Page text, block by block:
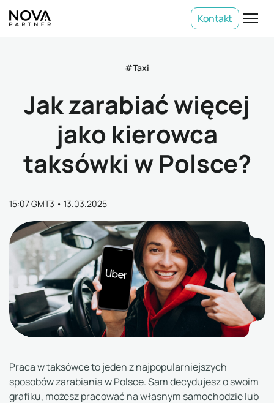
Kontakt
#Taxi
Jak zarabiać więcej
jako kierowca
taksówki w Polsce?
15:07 GMT3 • 13.03.2025
Praca w taksówce to jeden z najpopularniejszych
sposobów zarabiania w Polsce. Sam decydujesz o swoim
grafiku, możesz pracować na własnym samochodzie lub